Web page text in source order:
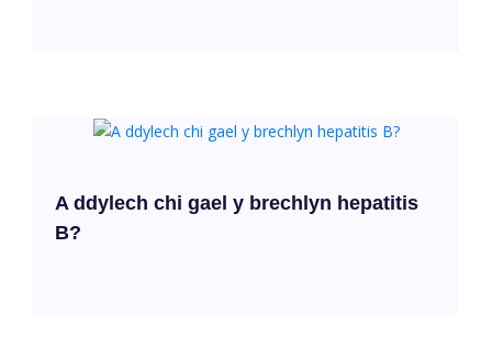
A ddylech chi gael y brechlyn hepatitis
B?